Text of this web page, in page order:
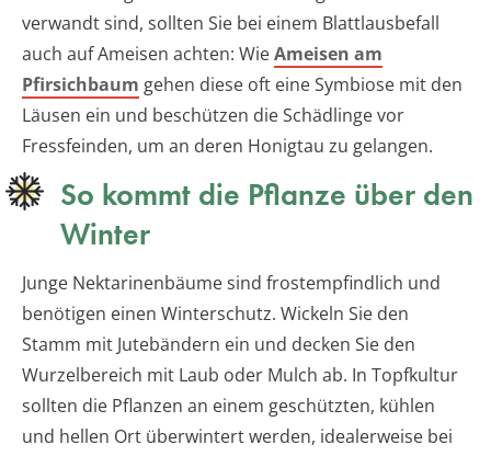
verwandt sind, sollten Sie bei einem Blattlausbefall
auch auf Ameisen achten: WieAmeisen am
Pfirsichbaum gehen diese oft eine Symbiose mit den
Läusen ein und beschützen die Schädlinge vor
Fressfeinden, um an deren Honigtau zu gelangen.
So kommt die Pflanze über den
Winter
Junge Nektarinenbäume sind frostempfindlich und
benötigen einen Winterschutz. Wickeln Sie den
Stamm mit Jutebändern ein und decken Sie den
Wurzelbereich mit Laub oder Mulch ab. In Topfkultur
sollten die Pflanzen an einem geschützten, kühlen
und hellen Ort überwintert werden, idealerweise bei